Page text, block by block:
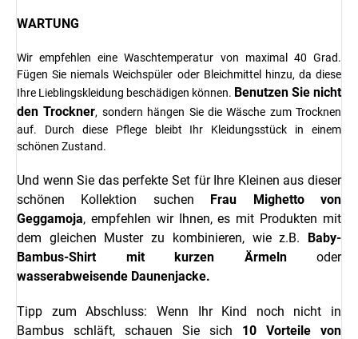
WARTUNG
Wir empfehlen eine Waschtemperatur von maximal 40 Grad.
Fügen Sie niemals Weichspüler oder Bleichmittel hinzu, da diese
Ihre Lieblingskleidung beschädigen können. Benutzen Sie nicht
den Trockner, sondern hängen Sie die Wäsche zum Trocknen
auf. Durch diese Pflege bleibt Ihr Kleidungsstück in einem
schönen Zustand.
Und wenn Sie das perfekte Set für Ihre Kleinen aus dieser
schönen Kollektion suchen Frau Mighetto
von
Geggamoja, empfehlen wir Ihnen, es mit Produkten mit
dem gleichen Muster zu kombinieren, wie z.B. Baby-
Bambus-Shirt mit kurzen Ärmelnoder
wasserabweisende Daunenjacke.
Tipp zum Abschluss: Wenn Ihr Kind noch nicht in
Bambus schläft, schauen Sie sich 10 Vorteile von